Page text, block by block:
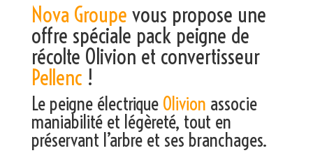
Nova Groupe vous propose une
offre spéciale pack peigne de
récolte Olivion et convertisseur
Pellenc !
Le peigne électrique Olivion associe
maniabilité et légèreté, tout en
préservant l’arbre et ses branchages.